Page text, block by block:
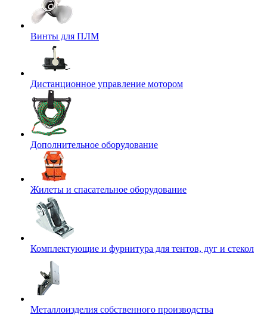
Винты для ПЛМ
Дистанционное управление мотором
Дополнительное оборудование
Жилеты и спасательное оборудование
Комплектующие и фурнитура для тентов, дуг и стекол
Металлоизделия собственного производства